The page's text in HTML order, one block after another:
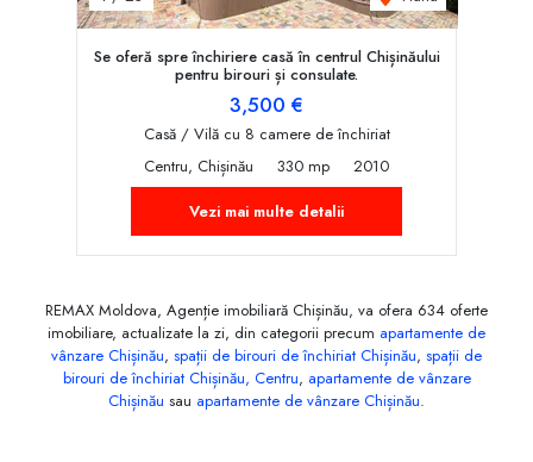
Se oferă spre închiriere casă în centrul Chișinăului
pentru birouri și consulate.
3,500 €
Casă / Vilă cu 8 camere de închiriat
Centru, Chișinău
330 mp
2010
Vezi mai multe detalii
REMAX Moldova, Agenție imobiliară Chișinău, va ofera 634 oferte
imobiliare, actualizate la zi, din categorii precum apartamente de
vânzare Chișinău, spații de birouri de închiriat Chișinău, spații de
birouri de închiriat Chișinău, Centru, apartamente de vânzare
Chișinău sau apartamente de vânzare Chișinău.